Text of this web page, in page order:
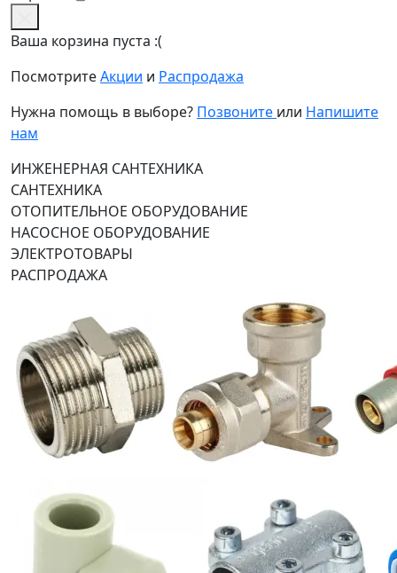
Ваша корзина пуста :(
ПосмотритеАкции и Распродажа
Нужна помощь в выборе? Позвоните или Напишите
нам
ИНЖЕНЕРНАЯ САНТЕХНИКА
САНТЕХНИКА
ОТОПИТЕЛЬНОЕ ОБОРУДОВАНИЕ
НАСОСНОЕ ОБОРУДОВАНИЕ
ЭЛЕКТРОТОВАРЫ
РАСПРОДАЖА